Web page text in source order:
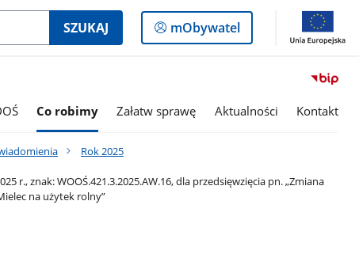
SZUKAJ
Logowanie
do
mObywatel
Co robimy Załatw sprawę Aktualności Kontakt
Rok 2025
r., znak: WOOŚ.421.3.2025.AW.16, dla przedsięwzięcia pn. „Zmiana
na użytek rolny”